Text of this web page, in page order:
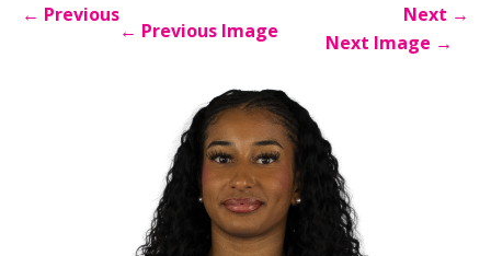
← Previous Next →
← Previous Image Next Image →